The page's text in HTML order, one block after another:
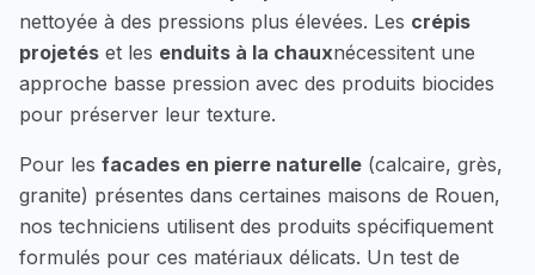
nettoyée à des pressions plus élevées. Les crépis
projetés et les enduits à la chauxnécessitent une
approche basse pression avec des produits biocides
pour préserver leur texture.
Pour les facades en pierre naturelle (calcaire, grès,
granite) présentes dans certaines maisons de Rouen,
nos techniciens utilisent des produits spécifiquement
formulés pour ces matériaux délicats. Un test de